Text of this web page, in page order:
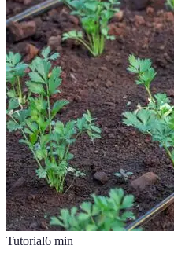
Tutorial6 min